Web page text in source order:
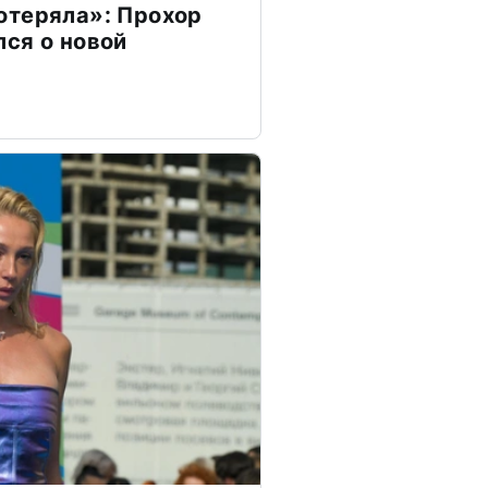
Прохор
о новой